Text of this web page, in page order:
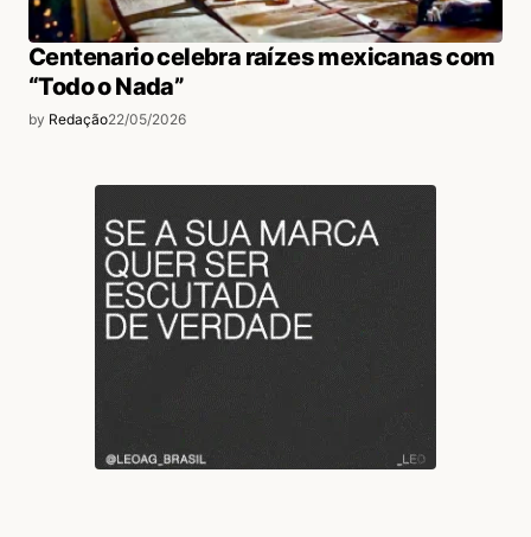
Centenario celebra raízes mexicanas com
“Todo o Nada”
by Redação22/05/2026